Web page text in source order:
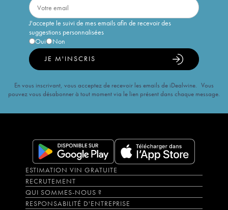
J'accepte le suivi de mes emails afin de recevoir des
suggestions personnalisées
Oui
Non
JE M'INSCRIS
En vous inscrivant, vous acceptez de recevoir les emails de iDealwine. Vous
pouvez vous désabonner à tout moment via le lien présent dans chaque message.
ESTIMATION VIN GRATUITE
RECRUTEMENT
QUI SOMMES-NOUS ?
RESPONSABILITÉ D'ENTREPRISE